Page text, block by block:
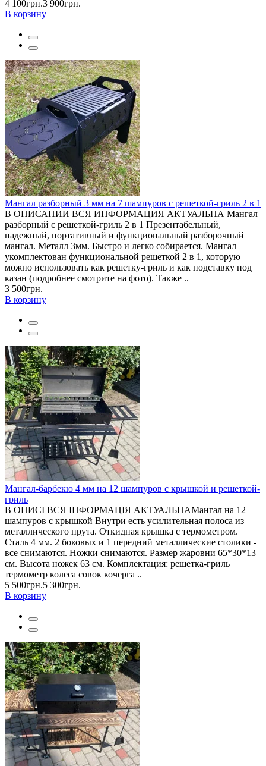
4 100грн.3 900грн.
В корзину
Мангал разборный 3 мм на 7 шампуров с решеткой-гриль 2 в 1
В ОПИСАНИИ ВСЯ ИНФОРМАЦИЯ АКТУАЛЬНА Мангал
разборный с решеткой-гриль 2 в 1 Презентабельный,
надежный, портативный и функциональный разборочный
мангал. Металл 3мм. Быстро и легко собирается. Мангал
укомплектован функциональной решеткой 2 в 1, которую
можно использовать как решетку-гриль и как подставку под
казан (подробнее смотрите на фото). Также ..
3 500грн.
В корзину
Мангал-барбекю 4 мм на 12 шампуров с крышкой и решеткой-
гриль
В ОПИСІ ВСЯ ІНФОРМАЦІЯ АКТУАЛЬНАМангал на 12
шампуров с крышкой Внутри есть усилительная полоса из
металлического прута. Откидная крышка с термометром.
Сталь 4 мм. 2 боковых и 1 передний металлические столики -
все снимаются. Ножки снимаются. Размер жаровни 65*30*13
см. Высота ножек 63 см. Комплектация: решетка-гриль
термометр колеса совок кочерга ..
5 500грн.5 300грн.
В корзину